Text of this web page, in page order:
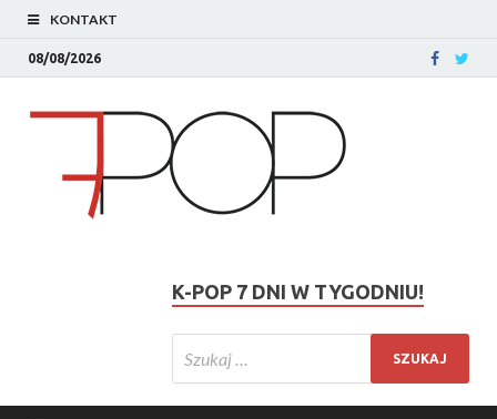
KONTAKT
08/08/2026
K-POP 7 DNI W TYGODNIU!